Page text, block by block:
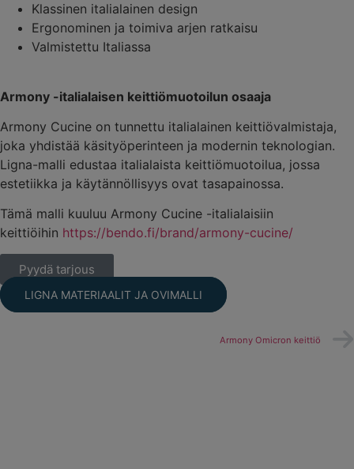
Klassinen italialainen design
Ergonominen ja toimiva arjen ratkaisu
Valmistettu Italiassa
Armony -italialaisen keittiömuotoilun osaaja
Armony Cucine on tunnettu italialainen keittiövalmistaja,
joka yhdistää käsityöperinteen ja modernin teknologian.
Ligna-malli edustaa italialaista keittiömuotoilua, jossa
estetiikka ja käytännöllisyys ovat tasapainossa.
Tämä malli kuuluu Armony Cucine -italialaisiin
keittiöihin https://bendo.fi/brand/armony-cucine/
Pyydä tarjous
LIGNA MATERIAALIT JA OVIMALLI
Armony Omicron keittiö